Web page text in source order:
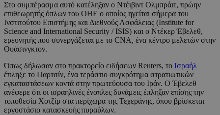
Στο συμπέρασμα αυτό κατέληξαν ο Ντέιβιντ Ολμπράιτ, πρώην
επιθεωρητής όπλων του ΟΗΕ ο οποίος ηγείται σήμερα του
Ινστιτούτου Επιστήμης και Διεθνούς Ασφάλειας (Institute for
Science and International Security / ISIS) και ο Ντέκερ Έβελεθ,
ερευνητής που συνεργάζεται με το CNA, ένα κέντρο μελετών στην
Ουάσινγκτον.
Όπως δήλωσαν στο πρακτορείο ειδήσεων Reuters, το Ισραήλ
έπληξε το Παρτσίν, ένα τεράστιο συγκρότημα στρατιωτικών
εγκαταστάσεων κοντά στην πρωτεύουσα του Ιράν. Ο Έβελεθ
ανέφερε ότι οι ισραηλινές ένοπλες δυνάμεις έπληξαν επίσης την
τοποθεσία Χοτζίρ στα περίχωρα της Τεχεράνης, όπου βρίσκεται
εργοστάσιο κατασκευής πυραύλων.